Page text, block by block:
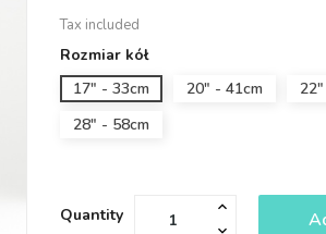
Tax included
Rozmiar kół
17" - 33cm
20" - 41cm
28" - 58cm
Quantity